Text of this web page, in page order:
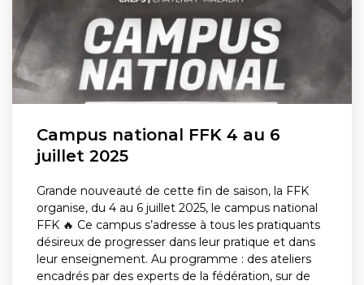
Campus national FFK 4 au 6
juillet 2025
Grande nouveauté de cette fin de saison, la FFK
organise, du 4 au 6 juillet 2025, le campus national
FFK 🔥 Ce campus s’adresse à tous les pratiquants
désireux de progresser dans leur pratique et dans
leur enseignement. Au programme : des ateliers
encadrés par des experts de la fédération, sur de